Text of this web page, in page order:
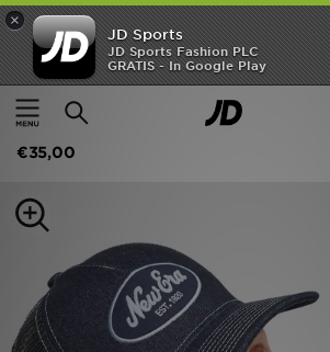
×
JD Sports
JD Sports Fashion PLC
GRATIS - In Google Play
Thuis
Dames Damesaccessoires Petten
New Era Denim A-Frame 9FORTY
€35,00
Home
Offers
Dames
Kids
Collecties